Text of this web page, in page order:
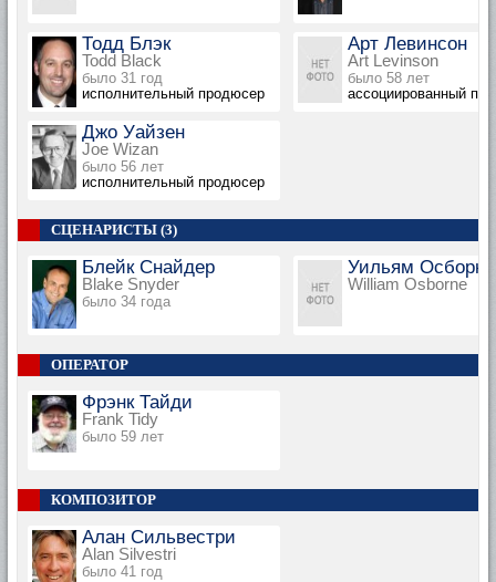
Тодд Блэк
Todd Black
было 31 год
исполнительный продюсер
Арт Левинсон
Art Levinson
было 58 лет
ассоциированный
Джо Уайзен
Joe Wizan
было 56 лет
исполнительный продюсер
СЦЕНАРИСТЫ (3)
Блейк Снайдер
Blake Snyder
было 34 года
Уильям Осборн
William Osborne
ОПЕРАТОР
Фрэнк Тайди
Frank Tidy
было 59 лет
КОМПОЗИТОР
Алан Сильвестри
Alan Silvestri
было 41 год